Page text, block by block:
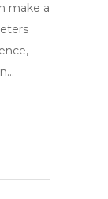
make a